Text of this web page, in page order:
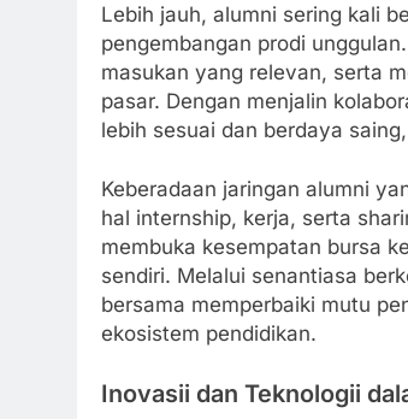
Lebih jauh, alumni sering kali
pengembangan prodi
masukan yang relevan, serta
pasar. Dengan menjalin
lebih sesuai dan berdaya
Keberadaan jaringan alumni
hal internship, kerja, serta
membuka kesempatan bursa
sendiri. Melalui senantiasa
bersama memperbaiki mutu
ekosistem pendidikan.
Inovasii dan Teknologii